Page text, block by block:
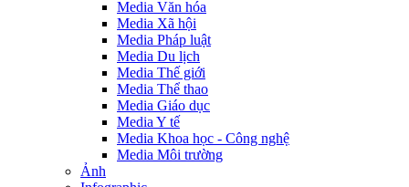
Media Văn hóa
Media Xã hội
Media Pháp luật
Media Du lịch
Media Thế giới
Media Thể thao
Media Giáo dục
Media Y tế
Media Khoa học - Công nghệ
Media Môi trường
Ảnh